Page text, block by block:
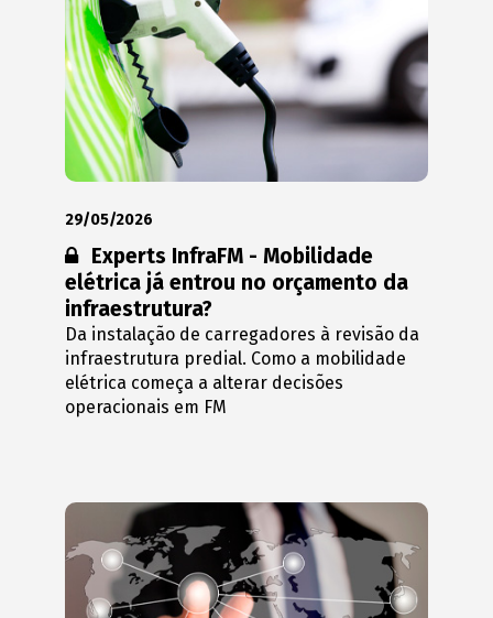
29/05/2026
Conteúdo restrito:
Experts InfraFM - Mobilidade
elétrica já entrou no orçamento da
infraestrutura?
Da instalação de carregadores à revisão da
infraestrutura predial. Como a mobilidade
elétrica começa a alterar decisões
operacionais em FM